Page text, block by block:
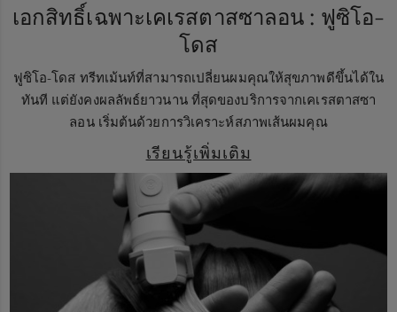
เอกสิทธิ์เฉพาะเคเรสตาสซาลอน : ฟูซิโอ-
โดส
ฟูซิโอ-โดส ทรีทเม้นท์ที่สามารถเปลี่ยนผมคุณให้สุขภาพดีขึ้นได้ใน
ทันที แต่ยังคงผลลัพธ์ยาวนาน ที่สุดของบริการจากเคเรสตาสซา
ลอน เริ่มต้นด้วยการวิเคราะห์สภาพเส้นผมคุณ
เรียนรู้เพิ่มเติม